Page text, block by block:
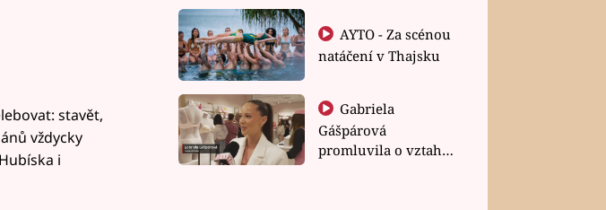
stavět,
vždycky
i
natáčení v Thajsku
Gabriela
Gášpárová
promluvila o vztahu